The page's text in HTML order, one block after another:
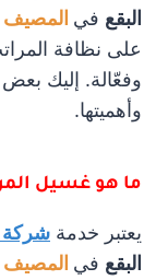
البقع في
على نظافة
وفعّالة. إليك
وأهميتها.
ما هو غسيل
يعتبر خدمة شركة
البقع في